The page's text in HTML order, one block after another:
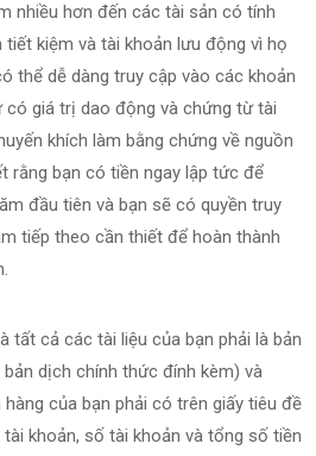
nhiều hơn đến các tài sản có tính
kiệm và tài khoản lưu động vì họ
thể dễ dàng truy cập vào các khoản
có giá trị dao động và chứng từ tài
khích làm bằng chứng về nguồn
rằng bạn có tiền ngay lập tức để
đầu tiên và bạn sẽ có quyền truy
tiếp theo cần thiết để hoàn thành
tất cả các tài liệu của bạn phải là bản
dịch chính thức đính kèm) và
của bạn phải có trên giấy tiêu đề
khoản, số tài khoản và tổng số tiền